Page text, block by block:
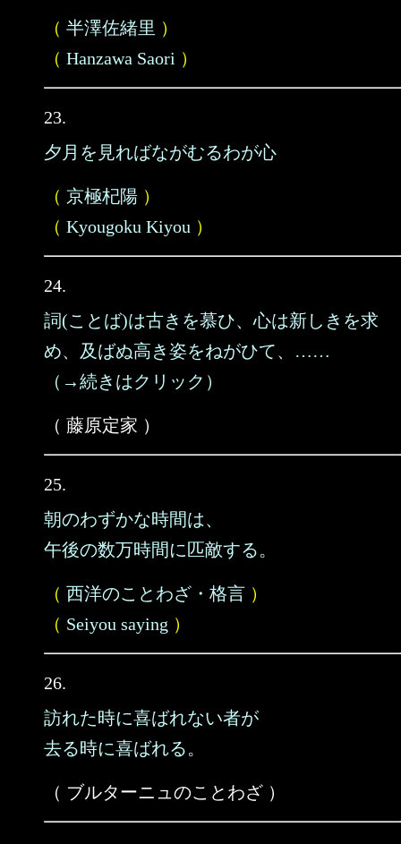
（ 半澤佐緒里 ）
（ Hanzawa Saori ）
23.
夕月を見ればながむるわが心
（ 京極杞陽 ）
（ Kyougoku Kiyou ）
24.
詞(ことば)は古きを慕ひ、心は新しきを求
め、及ばぬ高き姿をねがひて、……
（→続きはクリック）
（ 藤原定家 ）
25.
朝のわずかな時間は、
午後の数万時間に匹敵する。
（ 西洋のことわざ・格言 ）
（ Seiyou saying ）
26.
訪れた時に喜ばれない者が
去る時に喜ばれる。
（ ブルターニュのことわざ ）